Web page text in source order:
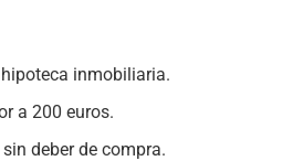
inmobiliaria.
a 200 euros.
deber de compra.